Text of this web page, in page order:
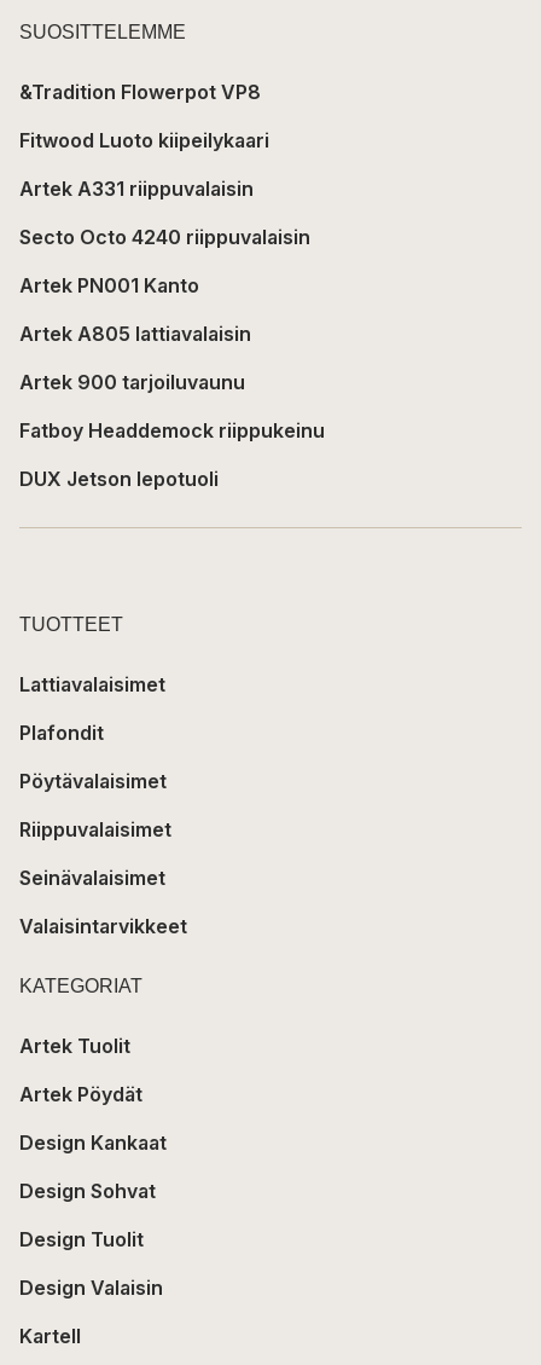
SUOSITTELEMME
&Tradition Flowerpot VP8
Fitwood Luoto kiipeilykaari
Artek A331 riippuvalaisin
Secto Octo 4240 riippuvalaisin
Artek PN001 Kanto
Artek A805 lattiavalaisin
Artek 900 tarjoiluvaunu
Fatboy Headdemock riippukeinu
DUX Jetson lepotuoli
TUOTTEET
Lattiavalaisimet
Plafondit
Pöytävalaisimet
Riippuvalaisimet
Seinävalaisimet
Valaisintarvikkeet
KATEGORIAT
Artek Tuolit
Artek Pöydät
Design Kankaat
Design Sohvat
Design Tuolit
Design Valaisin
Kartell